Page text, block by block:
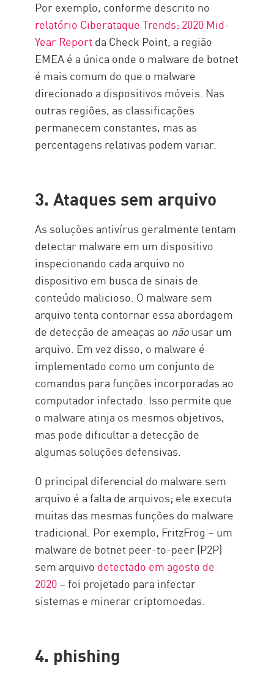
Por exemplo, conforme descrito no
relatório Ciberataque Trends: 2020 Mid-
Year Report da Check Point, a região
EMEA é a única onde o malware de botnet
é mais comum do que o malware
direcionado a dispositivos móveis. Nas
outras regiões, as classificações
permanecem constantes, mas as
percentagens relativas podem variar.
3. Ataques sem arquivo
As soluções antivírus geralmente tentam
detectar malware em um dispositivo
inspecionando cada arquivo no
dispositivo em busca de sinais de
conteúdo malicioso. O malware sem
arquivo tenta contornar essa abordagem
de detecção de ameaças ao nãousar um
arquivo. Em vez disso, o malware é
implementado como um conjunto de
comandos para funções incorporadas ao
computador infectado. Isso permite que
o malware atinja os mesmos objetivos,
mas pode dificultar a detecção de
algumas soluções defensivas.
O principal diferencial do malware sem
arquivo é a falta de arquivos; ele executa
muitas das mesmas funções do malware
tradicional. Por exemplo, FritzFrog – um
malware de botnet peer-to-peer (P2P)
sem arquivo detectado em agosto de
2020– foi projetado para infectar
sistemas e minerar criptomoedas.
4. phishing